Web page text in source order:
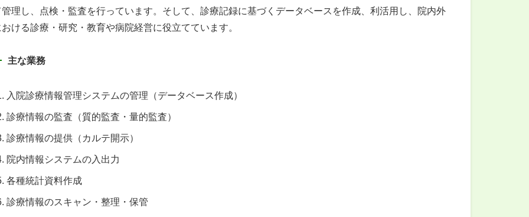
理し、点検・監査を行っています。そして、診療記録に基づくデータベースを作成、利活用し、院内外
ける診療・研究・教育や病院経営に役立てています。
主な業務
入院診療情報管理システムの管理（データベース作成）
診療情報の監査（質的監査・量的監査）
診療情報の提供（カルテ開示）
院内情報システムの入出力
各種統計資料作成
診療情報のスキャン・整理・保管